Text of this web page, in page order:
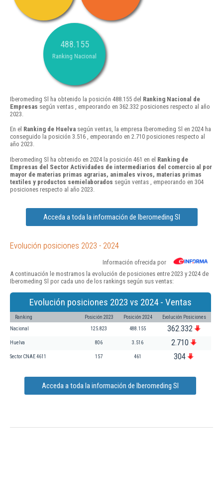
488.155
Ranking Nacional
Iberomeding Sl ha obtenido la posición 488.155 del Ranking Nacional de
Empresas según ventas , empeorando en 362.332 posiciones respecto al año
2023.
En el Ranking de Huelva según ventas, la empresa Iberomeding Sl en 2024 ha
conseguido la posición 3.516 , empeorando en 2.710 posiciones respecto al
año 2023.
Iberomeding Sl ha obtenido en 2024 la posición 461 en el Ranking de
Empresas del Sector Actividades de intermediarios del comercio al por
mayor de materias primas agrarias, animales vivos, materias primas
textiles y productos semielaborados según ventas , empeorando en 304
posiciones respecto al año 2023.
Acceda a toda la información de Iberomeding Sl
Evolución posiciones 2023 - 2024
Información ofrecida por
A continuación le mostramos la evolución de posiciones entre 2023 y 2024 de
Iberomeding Sl por cada uno de los rankings según sus ventas:
Evolución posiciones 2023 vs 2024 - Ventas
Ranking Posición 2023 Posición 2024 Evolución Posiciones
Nacional 125.823 488.155 362.332
Huelva 806 3.516 2.710
Sector CNAE 4611 157 461 304
Acceda a toda la información de Iberomeding Sl